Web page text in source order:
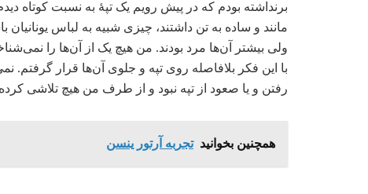
مانند و ساده به تن داشتند، چیزی شبیه به لباس
ولی بیشتر آن‌ها مرد بودند. من هیچ یک از آن‌ها را
با این فکر بلافاصله روی تپه و جلوی آن‌ها قرار گرفتم.
رفتن و یا صعود از تپه نبود و از طرف من هیچ تلاشی
همچنین بخوانید تجربه آرتور ینسن